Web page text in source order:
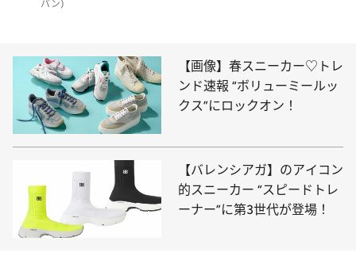
パン)
【画像】春スニーカー♡トレ
ンド速報 “ボリューミールッ
クス”にロックオン！
【バレンシアガ】のアイコン
的スニーカー “スピードトレ
ーナー”に第3世代が登場！